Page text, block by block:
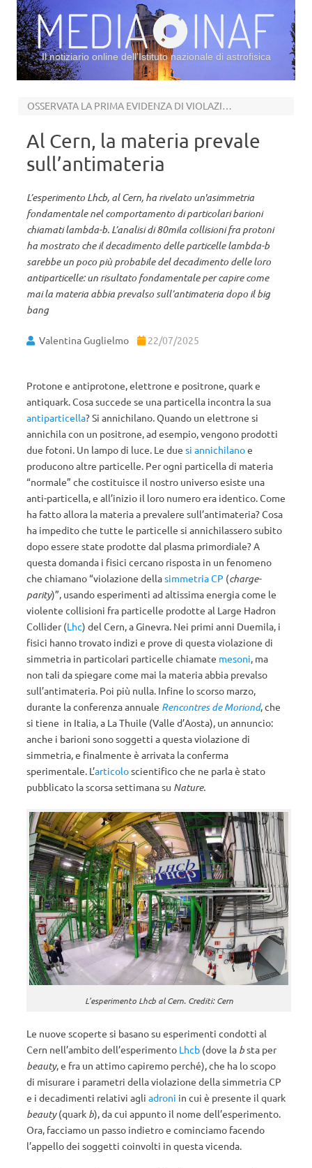
Il notiziario online dell’Istituto nazionale di astrofisica
OSSERVATA LA PRIMA EVIDENZA DI VIOLAZIONE DI SIMMETRIA CP NEI BARIONI
Al Cern, la materia prevale
sull’antimateria
L’esperimento Lhcb, al Cern, ha rivelato un'asimmetria
fondamentale nel comportamento di particolari barioni
chiamati lambda-b. L’analisi di 80mila collisioni fra protoni
ha mostrato che il decadimento delle particelle lambda-b
sarebbe un poco più probabile del decadimento delle loro
antiparticelle: un risultato fondamentale per capire come
mai la materia abbia prevalso sull’antimateria dopo il big
bang
Valentina Guglielmo 22/07/2025
Protone e antiprotone, elettrone e positrone, quark e
antiquark. Cosa succede se una particella incontra la sua
antiparticella? Si annichilano. Quando un elettrone si
annichila con un positrone, ad esempio, vengono prodotti
due fotoni. Un lampo di luce. Le due si annichilanoe
producono altre particelle. Per ogni particella di materia
“normale” che costituisce il nostro universo esiste una
anti-particella, e all’inizio il loro numero era identico. Come
ha fatto allora la materia a prevalere sull’antimateria? Cosa
ha impedito che tutte le particelle si annichilassero subito
dopo essere state prodotte dal plasma primordiale? A
questa domanda i fisici cercano risposta in un fenomeno
che chiamano “violazione dellasimmetria CP (charge-
parity)”, usando esperimenti ad altissima energia come le
violente collisioni fra particelle prodotte al Large Hadron
Collider (Lhc) del Cern, a Ginevra. Nei primi anni Duemila, i
fisici hanno trovato indizi e prove di questa violazione di
simmetria in particolari particelle chiamate mesoni, ma
non tali da spiegare come mai la materia abbia prevalso
sull’antimateria. Poi più nulla. Infine lo scorso marzo,
durante la conferenza annuale Rencontres de Moriond, che
si tiene in Italia, a La Thuile (Valle d’Aosta), un annuncio:
anche i barioni sono soggetti a questa violazione di
simmetria, e finalmente è arrivata la conferma
sperimentale. L’articoloscientifico che ne parla è stato
pubblicato la scorsa settimana su Nature.
L’esperimento Lhcb al Cern. Crediti: Cern
Le nuove scoperte si basano su esperimenti condotti al
Cern nell’ambito dell’esperimento Lhcb (dove la bsta per
beauty, e fra un attimo capiremo perché), che ha lo scopo
di misurare i parametri della violazione della simmetria CP
e i decadimenti relativi agli adroni in cui è presente il quark
beauty(quark b), da cui appunto il nome dell’esperimento.
Ora, facciamo un passo indietro e cominciamo facendo
l’appello dei soggetti coinvolti in questa vicenda.